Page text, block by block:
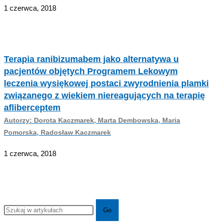
1 czerwca, 2018
Terapia ranibizumabem jako alternatywa u
pacjentów objętych Programem Lekowym
leczenia wysiękowej postaci zwyrodnienia plamki
związanego z wiekiem niereagujących na terapię
afliberceptem
Autorzy: Dorota Kaczmarek, Marta Dembowska, Maria
Pomorska, Radosław Kaczmarek
1 czerwca, 2018